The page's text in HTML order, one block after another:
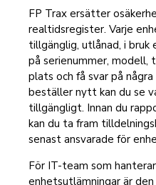
FP Trax ersätter
realtidsregister. Varje
tillgänglig, utlånad, i bruk
på serienummer, modell,
plats och få svar på några
beställer nytt kan du se
tillgängligt. Innan du
kan du ta fram
senast ansvarade för
För IT-team som
enhetsutlämningar är